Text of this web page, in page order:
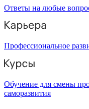
Ответы на любые
Профессиональное
Обучение для смены
саморазвития